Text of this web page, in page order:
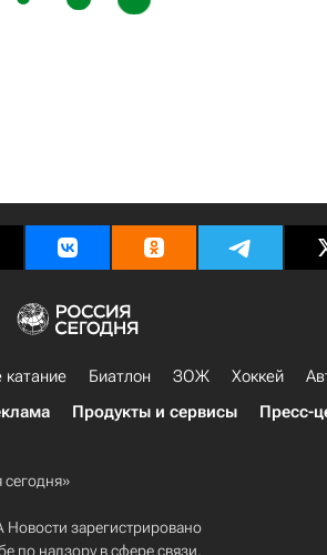
катание Биатлон ЗОЖ Хоккей
Продукты и сервисы Пресс-
Новости зарегистрировано
по надзору в сфере связи,